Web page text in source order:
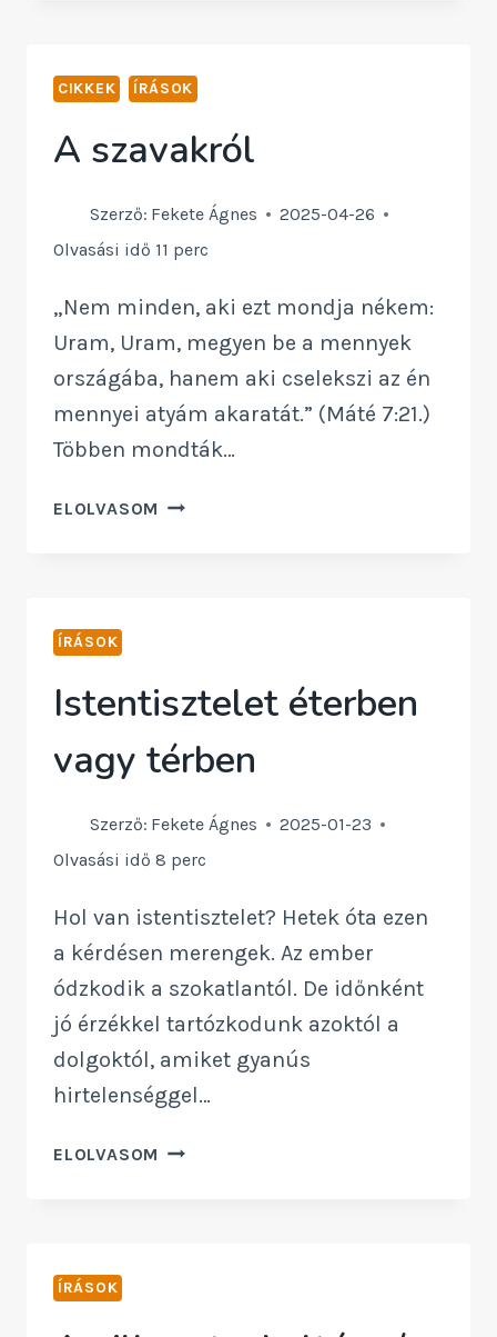
JELKÉP
CIKKEK ÍRÁSOK
A szavakról
Szerző: Fekete Ágnes
2025-04-26
Olvasási idő 11 perc
„Nem minden, aki ezt mondja nékem:
Uram, Uram, megyen be a mennyek
országába, hanem aki cselekszi az én
mennyei atyám akaratát.” (Máté 7:21.)
Többen mondták…
ELOLVASOM A
ÍRÁSOK
Istentisztelet éterben
vagy térben
Szerző: Fekete Ágnes
2025-01-23
Olvasási idő 8 perc
Hol van istentisztelet? Hetek óta ezen
a kérdésen merengek. Az ember
ódzkodik a szokatlantól. De időnként
jó érzékkel tartózkodunk azoktól a
dolgoktól, amiket gyanús
hirtelenséggel…
ELOLVASOM ISTENTISZTELET
ÍRÁSOK